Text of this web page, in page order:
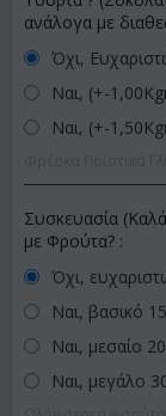
ανάλογα με
Όχι,
Ναι, (+-
Ναι, (+-
Συσκευασία
με Φρούτα? :
Όχι,
Ναι, βασικό
Ναι, μεσαίο
Ναι, μεγάλο